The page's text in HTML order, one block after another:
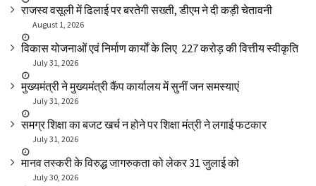
राजस्व वसूली में ढिलाई पर बरतेगी सख्ती, डीएम ने दी कड़ी चेतावनी
August 1, 2026
विकास योजनाओं एवं निर्माण कार्यों के लिए ₹ 227 करोड़ की वित्तीय स्वीकृति
July 31, 2026
मुख्यमंत्री ने मुख्यमंत्री कैंप कार्यालय में सुनीं जन समस्याएं
July 31, 2026
समग्र शिक्षा का बजट खर्च न होने पर शिक्षा मंत्री ने लगाई फटकार
July 31, 2026
मानव तस्करी के विरुद्ध जागरुकता को लेकर 31 जुलाई को
July 30, 2026